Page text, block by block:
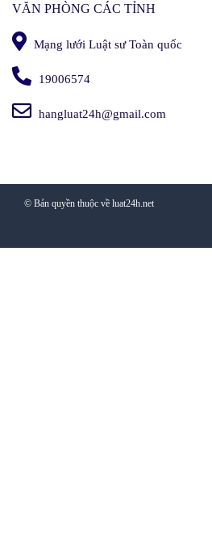
VĂN PHÒNG CÁC TỈNH
Mạng lưới Luật sư Toàn quốc
19006574
hangluat24h@gmail.com
© Bản quyền thuộc về luat24h.net